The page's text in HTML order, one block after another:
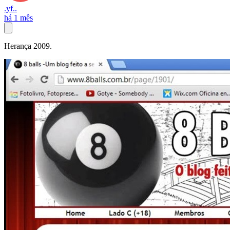
.yf..
há 1 mês
Herança 2009.